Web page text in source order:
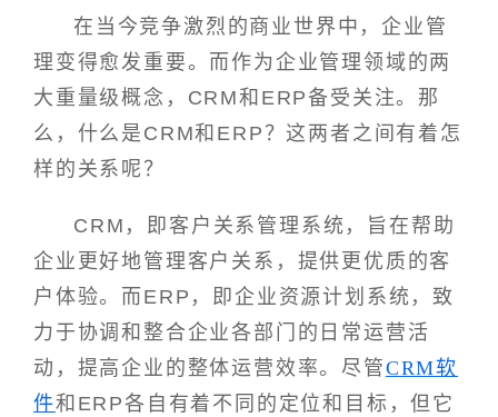
在当今竞争激烈的商业世界中，企业管
理变得愈发重要。而作为企业管理领域的两
大重量级概念，CRM和ERP备受关注。那
么，什么是CRM和ERP？这两者之间有着怎
样的关系呢？
CRM，即客户关系管理系统，旨在帮助
企业更好地管理客户关系，提供更优质的客
户体验。而ERP，即企业资源计划系统，致
力于协调和整合企业各部门的日常运营活
动，提高企业的整体运营效率。尽管CRM软
件和ERP各自有着不同的定位和目标，但它